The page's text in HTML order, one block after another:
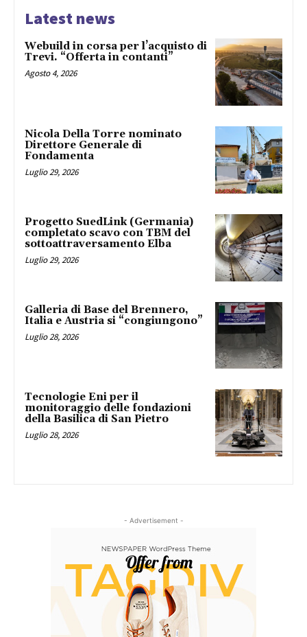
Latest news
Webuild in corsa per l’acquisto di
Trevi. “Offerta in contanti”
Agosto 4, 2026
Nicola Della Torre nominato
Direttore Generale di
Fondamenta
Luglio 29, 2026
Progetto SuedLink (Germania)
completato scavo con TBM del
sottoattraversamento Elba
Luglio 29, 2026
Galleria di Base del Brennero,
Italia e Austria si “congiungono”
Luglio 28, 2026
Tecnologie Eni per il
monitoraggio delle fondazioni
della Basilica di San Pietro
Luglio 28, 2026
- Advertisement -